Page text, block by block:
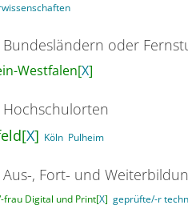
Bundesländern oder
Westfalen[X]
X] Köln Pulheim
, Fort- und
frau Digital und Print[X] geprüfte/-r